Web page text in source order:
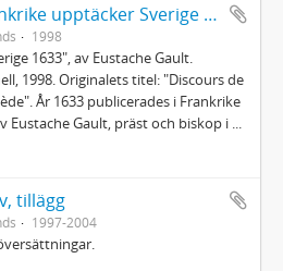
Karl Erik Lenell: Frankrike upptäcker Sverige 1633
1998
1633", av Eustache Gault.
1998. Originalets titel: "Discours de
År 1633 publicerades i Frankrike
Eustache Gault, präst och biskop i
tillägg
1997-2004